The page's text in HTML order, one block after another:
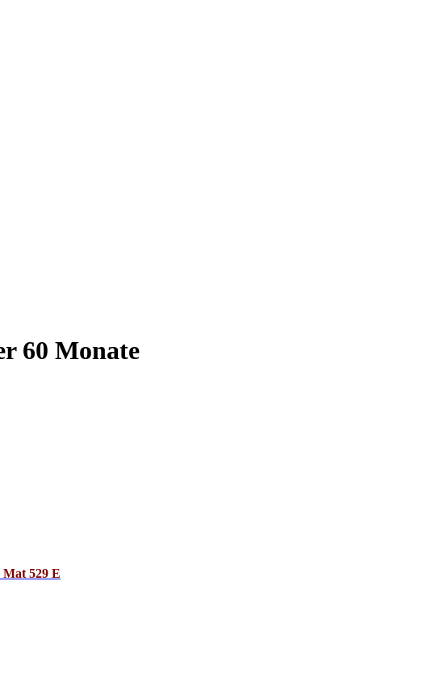
60 Monate
529 E